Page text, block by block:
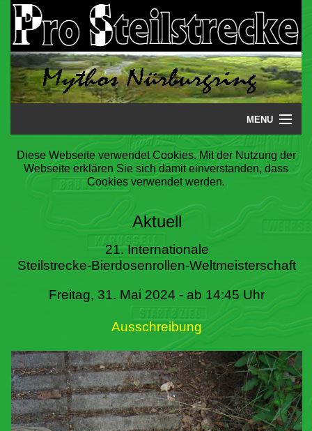
MENU
Startseite
Steilstrecke
Literatur
Termine
Diese Webseite verwendet Cookies. Mit der Nutzung der
Webseite erklären Sie sich damit einverstanden, dass
Cookies verwendet werden.
Aktuell
21. Internationale
Steilstrecke-Bierdosenrollen-Weltmeisterschaft
Freitag, 31. Mai 2024 - ab 14:45 Uhr
Ausschreibung